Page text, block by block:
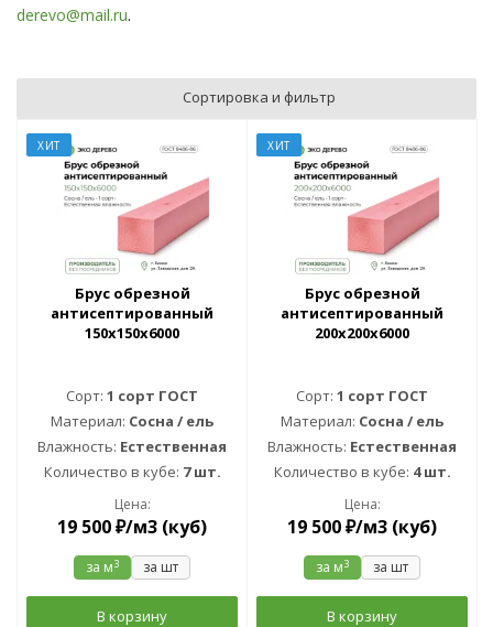
derevo@mail.ru.
Сортировка и фильтр
ХИТ
Брус обрезной
антисептированный
150x150x6000
Сорт: 1 сорт ГОСТ
Материал: Сосна / ель
Влажность: Естественная
Количество в кубе: 7 шт.
Цена:
19 500₽/м3 (куб)
за м3 за шт
В корзину
ХИТ
Брус обрезной
антисептированный
200х200х6000
Сорт: 1 сорт ГОСТ
Материал: Сосна / ель
Влажность: Естественная
Количество в кубе: 4 шт.
Цена:
19 500₽/м3 (куб)
за м3 за шт
В корзину